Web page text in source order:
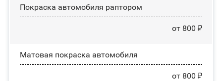
Покраска автомобиля раптором
от 800 ₽
Матовая покраска автомобиля
от 800 ₽